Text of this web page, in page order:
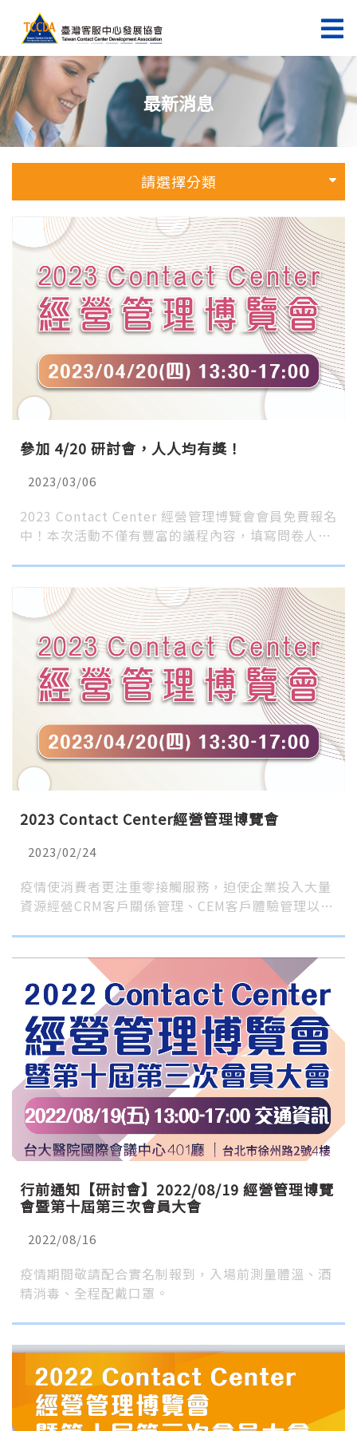
最新消息
請選擇分類
參加 4/20 研討會，人人均有獎！
2023/03/06
2023 Contact Center 經營管理博覽會會員免費報名
中！本次活動不僅有豐富的議程內容，填寫問卷人…
2023 Contact Center經營管理博覽會
2023/02/24
疫情使消費者更注重零接觸服務，迫使企業投入大量
資源經營CRM客戶關係管理、CEM客戶體驗管理以…
行前通知【研討會】2022/08/19 經營管理博覽
會暨第十屆第三次會員大會
2022/08/16
疫情期間敬請配合實名制報到，入場前測量體溫、酒
精消毒、全程配戴口罩。